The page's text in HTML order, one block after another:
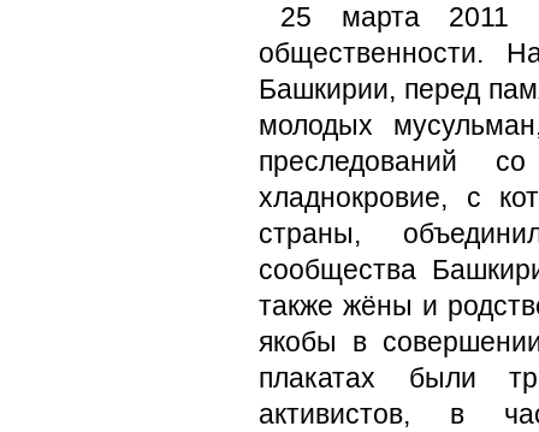
25 марта 2011
общественности.
Башкирии, перед
молодых
преследований
хладнокровие, с
страны,
сообщества
также жёны и
якобы в
плакатах были
активистов, в